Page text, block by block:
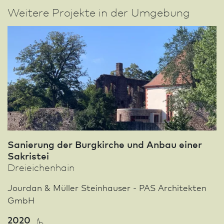
Weitere Projekte in der Umgebung
Sanierung der Burgkirche und Anbau einer
Sakristei
Dreieichenhain
Jourdan & Müller Steinhauser - PAS Architekten
GmbH
2020